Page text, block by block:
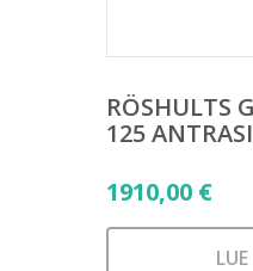
RÖSHULTS
125
1910,00 €